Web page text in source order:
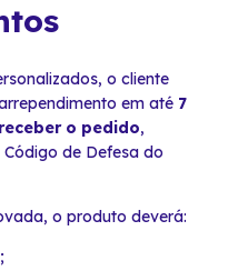
o cliente
em até 7
o pedido,
de Defesa do
o produto deverá: